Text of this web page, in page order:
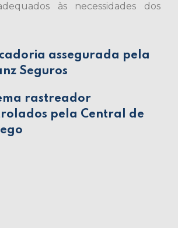
às necessidades dos
assegurada pela
Seguros
rastreador
pela Central de